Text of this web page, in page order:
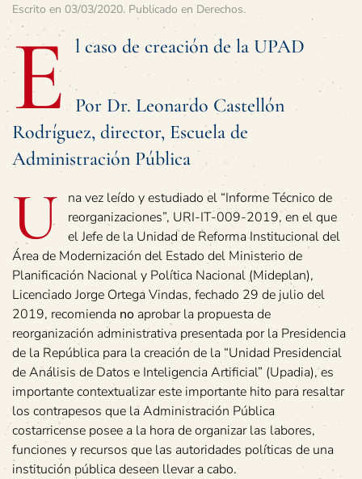
Escrito en 03/03/2020. Publicado en Derechos.
E l caso de creación de la UPAD
Por Dr. Leonardo Castellón
Rodríguez, director, Escuela de
Administración Pública
U
na vez leído y estudiado el “Informe Técnico de
reorganizaciones”, URI-IT-009-2019, en el que
el Jefe de la Unidad de Reforma Institucional del
Área de Modernización del Estado del Ministerio de
Planificación Nacional y Política Nacional (Mideplan),
Licenciado Jorge Ortega Vindas, fechado 29 de julio del
2019, recomienda no aprobar la propuesta de
reorganización administrativa presentada por la Presidencia
de la República para la creación de la “Unidad Presidencial
de Análisis de Datos e Inteligencia Artificial” (Upadia), es
importante contextualizar este importante hito para resaltar
los contrapesos que la Administración Pública
costarricense posee a la hora de organizar las labores,
funciones y recursos que las autoridades políticas de una
institución pública deseen llevar a cabo.